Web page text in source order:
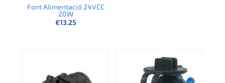
Font Alimentació 24VCC
20W
€13.25